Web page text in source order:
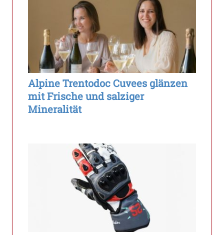
Alpine Trentodoc Cuvees glänzen
mit Frische und salziger
Mineralität